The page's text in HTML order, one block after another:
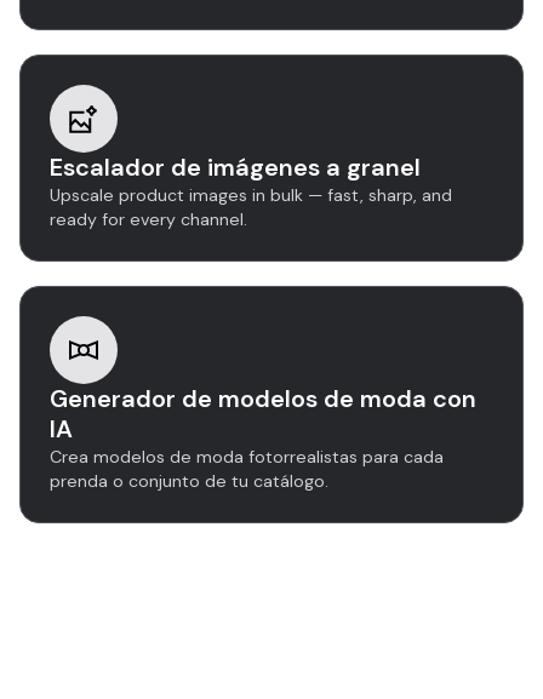
Escalador de imágenes a granel
Upscale product images in bulk — fast, sharp, and
ready for every channel.
Generador de modelos de moda con
IA
Crea modelos de moda fotorrealistas para cada
prenda o conjunto de tu catálogo.